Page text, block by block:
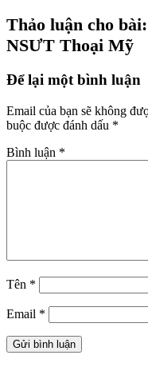
Thảo luận cho
NSƯT Thoại Mỹ
Để lại một bình luận
Email của bạn sẽ không
buộc được đánh dấu *
Bình luận *
Tên *
Email *